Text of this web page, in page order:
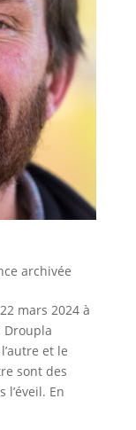
archivée
mars 2024 à
et le
sont des
l’éveil. En